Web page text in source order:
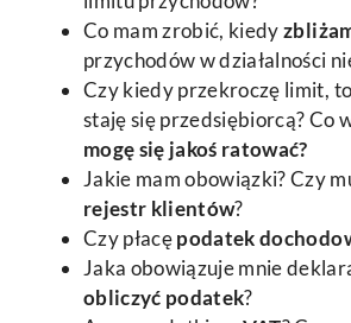
Co mam zrobić, kiedy
przychodów w działalności
Czy kiedy przekroczę limit,
staję się przedsiębiorcą? Co
mogę się jakoś ratować?
Jakie mam obowiązki? Czy
rejestr klientów?
Czy płacępodatek
Jaka obowiązuje mnie
obliczyć podatek?